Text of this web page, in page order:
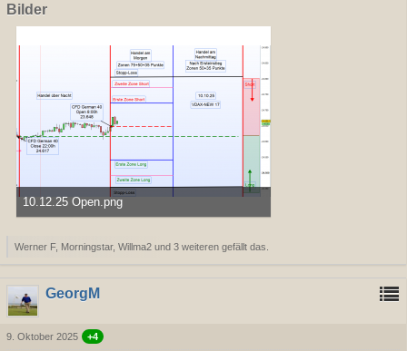
Bilder
10.12.25 Open.png
48,02 kB, 1.293×769, 336 mal angesehen
Werner F, Morningstar, Willma2 und 3 weiteren gefällt das.
GeorgM
9. Oktober 2025 +4